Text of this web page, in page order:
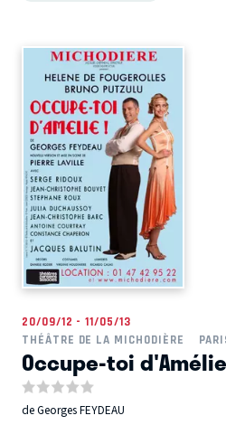
20/09/12 - 11/05/13
THÉÂTRE DE LA MICHODIÈRE
Occupe-toi d'Amélie
de Georges FEYDEAU